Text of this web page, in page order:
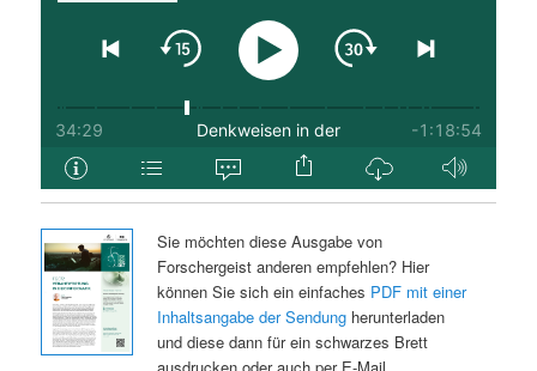
Sie möchten diese Ausgabe von
Forschergeist anderen empfehlen? Hier
können Sie sich ein einfaches PDF mit einer
Inhaltsangabe der Sendungherunterladen
und diese dann für ein schwarzes Brett